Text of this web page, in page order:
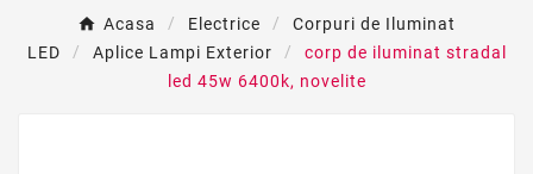
Acasa Electrice
Corpuri de Iluminat
LED
Aplice Lampi Exterior
corp de iluminat stradal
led 45w 6400k, novelite